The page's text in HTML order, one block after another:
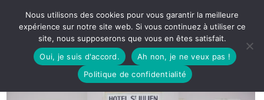
Nous utilisons des cookies pour vous garantir la meilleure
expérience sur notre site web. Si vous continuez à utiliser ce
site, nous supposerons que vous en êtes satisfait.
Oui, je suis d'accord.
Ah non, je ne veux pas !
Politique de confidentialité